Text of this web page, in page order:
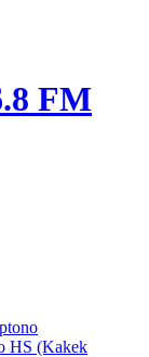
FM
HS (Kakek